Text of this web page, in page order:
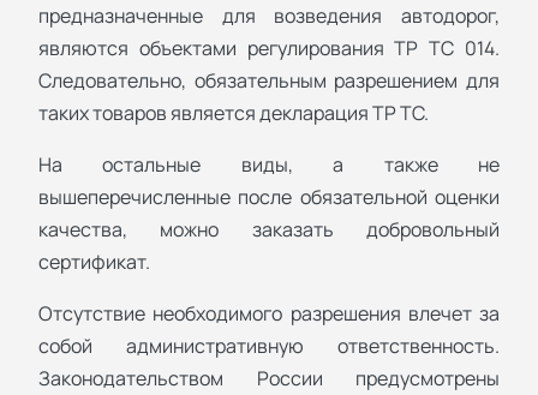
предназначенные для возведения автодорог,
являются объектами регулирования ТР ТС 014.
Следовательно, обязательным разрешением для
таких товаров является декларация ТР ТС.
На остальные виды, а также не
вышеперечисленные после обязательной оценки
качества, можно заказать добровольный
сертификат.
Отсутствие необходимого разрешения влечет за
собой административную ответственность.
Законодательством России предусмотрены